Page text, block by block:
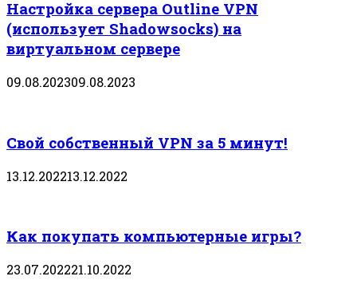
Настройка сервера Outline VPN
(использует Shadowsocks) на
виртуальном сервере
09.08.202309.08.2023
Свой собственный VPN за 5 минут!
13.12.202213.12.2022
Как покупать компьютерные игры?
23.07.202221.10.2022